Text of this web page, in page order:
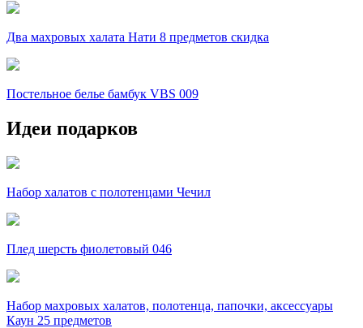
Два махровых халата Нати 8 предметов скидка
Постельное белье бамбук VBS 009
Идеи подарков
Набор халатов с полотенцами Чечил
Плед шерсть фиолетовый 046
Набор махровых халатов, полотенца, папочки, аксессуары
Каун 25 предметов